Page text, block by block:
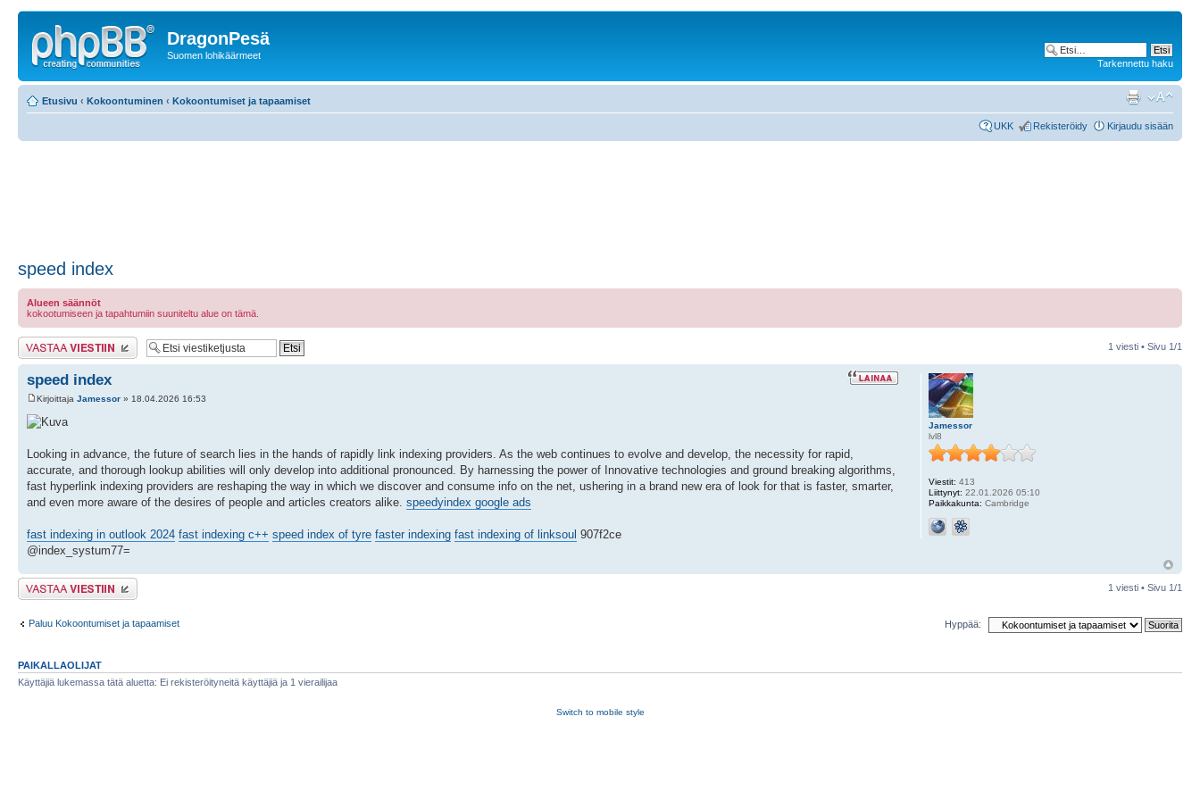
DragonPesä
Suomen lohikäärmeet
Tarkennettu haku
Etusivu ‹ Kokoontuminen ‹ Kokoontumiset ja tapaamiset
UKK Rekisteröidy Kirjaudu sisään
speed index
Alueen säännöt
kokootumiseen ja tapahtumiin suuniteltu alue on tämä.
Lähetä vastaus 1 viesti • Sivu 1/1
speed index
Kirjoittaja Jamessor » 18.04.2026 16:53
Looking in advance, the future of search lies in the hands of rapidly link indexing providers. As the web continues to evolve and develop, the necessity for rapid,
accurate, and thorough lookup abilities will only develop into additional pronounced. By harnessing the power of Innovative technologies and ground breaking algorithms,
fast hyperlink indexing providers are reshaping the way in which we discover and consume info on the net, ushering in a brand new era of look for that is faster, smarter,
and even more aware of the desires of people and articles creators alike. speedyindex google ads
fast indexing in outlook 2024 fast indexing c++ speed index of tyre faster indexing fast indexing of linksoul 907f2ce
@index_systum77=
Jamessor
lvl8
Viestit: 413
Liittynyt: 22.01.2026 05:10
Paikkakunta: Cambridge
Lähetä vastaus 1 viesti • Sivu 1/1
Paluu Kokoontumiset ja tapaamiset Hyppää:
PAIKALLAOLIJAT
Käyttäjiä lukemassa tätä aluetta: Ei rekisteröityneitä käyttäjiä ja 1 vierailijaa
Switch to mobile style